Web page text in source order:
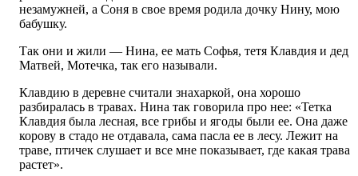
незамужней, а Соня в свое время родила дочку Нину, мою
бабушку.
Так они и жили — Нина, ее мать Софья, тетя Клавдия и дед
Матвей, Мотечка, так его называли.
Клавдию в деревне считали знахаркой, она хорошо
разбиралась в травах. Нина так говорила про нее: «Тетка
Клавдия была лесная, все грибы и ягоды были ее. Она даже
корову в стадо не отдавала, сама пасла ее в лесу. Лежит на
траве, птичек слушает и все мне показывает, где какая трава
растет».